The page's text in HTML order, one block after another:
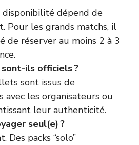
disponibilité dépend de
Pour les grands matchs, il
de réserver au moins 2 à 3
ils officiels ?
sont issus de
avec les organisateurs ou
leur authenticité.
seul(e) ?
Des packs “solo”